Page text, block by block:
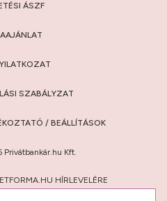
ÁSZF
SZABÁLYZAT
/ BEÁLLÍTÁSOK
Kft.
HÍRLEVELÉRE